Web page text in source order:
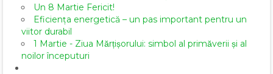
Un 8 Martie Fericit!
Eficiența energetică – un pas important pentru un
viitor durabil
1 Martie - Ziua Mărțișorului: simbol al primăverii și al
noilor începuturi